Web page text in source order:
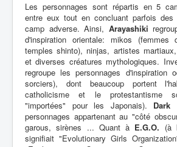
Les personnages sont répartis en 5
entre eux tout en concluant parfois des
camp adverse. Ainsi, Arayashiki
d'inspiration orientale: mikos (femmes
temples shinto), ninjas, artistes
et diverses créatures mythologiques.
regroupe les personnages d'inspiration
sorciers), dont beaucoup portent
catholicisme et le protestantisme
"importées" pour les Japonais). Dark
personnages appartenant au "côté
garous, sirènes ... Quant à E.G.O. (à
signifiait "Evolutionary Girls